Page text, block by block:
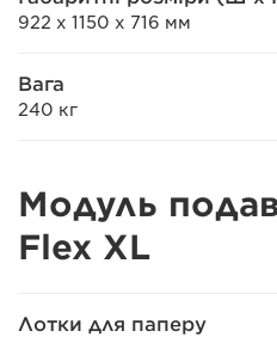
922 x 1150 x 716 мм
Вага
240 кг
Модуль
Flex XL
Лотки для паперу